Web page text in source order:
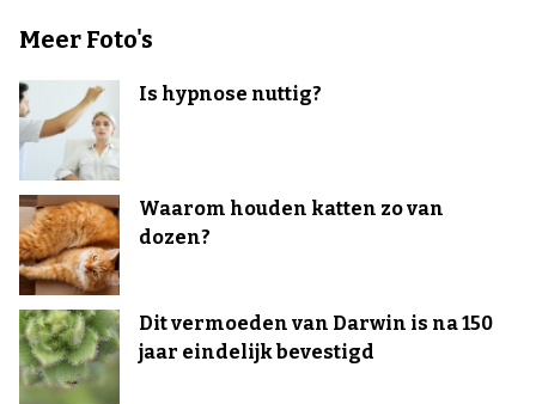
Meer Foto's
Is hypnose nuttig?
Waarom houden katten zo van
dozen?
Dit vermoeden van Darwin is na 150
jaar eindelijk bevestigd